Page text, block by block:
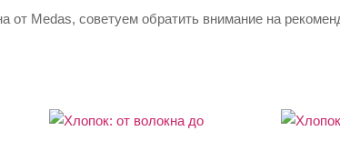
от Medas, советуем обратить внимание на